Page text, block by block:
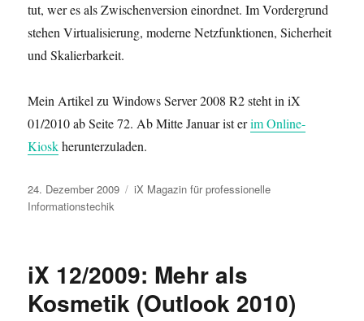
tut, wer es als Zwischenversion einordnet. Im Vordergrund
stehen Virtualisierung, moderne Netzfunktionen, Sicherheit
und Skalierbarkeit.
Mein Artikel zu Windows Server 2008 R2 steht in iX
01/2010 ab Seite 72. Ab Mitte Januar ist erim Online-
Kioskherunterzuladen.
Veröffentlicht
am
24. Dezember 2009 Kategorien
iX Magazin für professionelle
Informationstechik
iX 12/2009: Mehr als
Kosmetik (Outlook 2010)